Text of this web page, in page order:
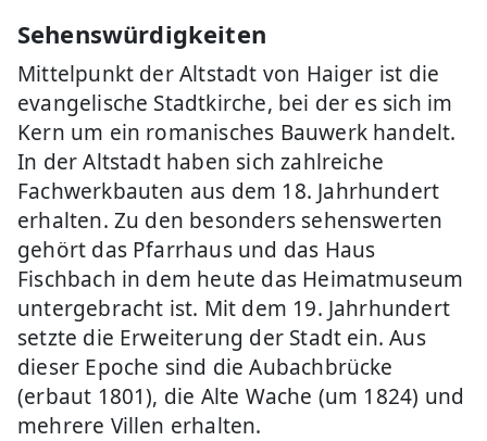
Sehenswürdigkeiten
Mittelpunkt der Altstadt von Haiger ist die
evangelische Stadtkirche, bei der es sich im
Kern um ein romanisches Bauwerk handelt.
In der Altstadt haben sich zahlreiche
Fachwerkbauten aus dem 18. Jahrhundert
erhalten. Zu den besonders sehenswerten
gehört das Pfarrhaus und das Haus
Fischbach in dem heute das Heimatmuseum
untergebracht ist. Mit dem 19. Jahrhundert
setzte die Erweiterung der Stadt ein. Aus
dieser Epoche sind die Aubachbrücke
(erbaut 1801), die Alte Wache (um 1824) und
mehrere Villen erhalten.